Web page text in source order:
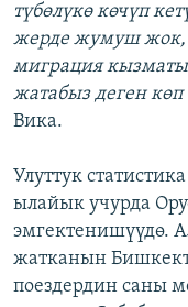
түбөлүкө көчүп
жерде жумуш жок,
миграция
жатабыз деген
Вика.
Улуттук
ылайык учурда
эмгектенишүүдө.
жатканын
поездердин саны